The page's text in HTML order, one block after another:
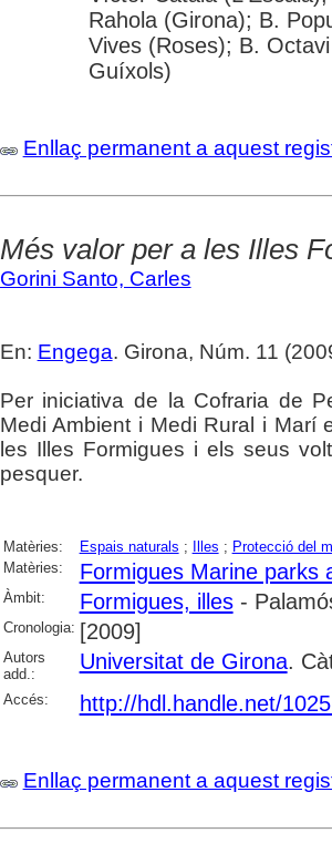
Rahola (Girona); B.
Vives (Roses); B.
Guíxols)
Enllaç permanent a aquest
Més valor per a les Illes
Gorini Santo, Carles
En: Engega. Girona, Núm. 11
Per iniciativa de la Cofraria de
Medi Ambient i Medi Rural i Marí
les Illes Formigues i els seus
pesquer.
Matèries: Espais naturals ; Illes ; Protecció del
Matèries:
Formigues Marine parks
Àmbit: Formigues, illes-
Cronologia: [2009]
Autors
add.:
Universitat de Girona.
Accés: http://hdl.handle.net/
Enllaç permanent a aquest